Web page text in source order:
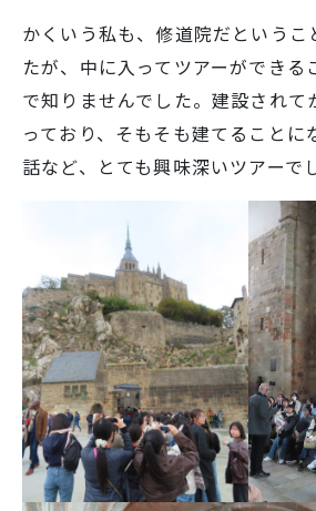
かくいう私も、修道院だというこ
たが、中に入ってツアーができる
で知りませんでした。建設され
っており、そもそも建てることに
話など、とても興味深いツアーで